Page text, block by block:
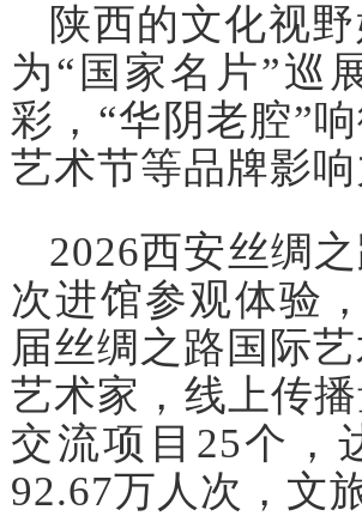
陕西的文化视
为“国家名片”巡
彩，“华阴老腔”
艺术节等品牌影
2026西安丝绸
次进馆参观体验
届丝绸之路国际
艺术家，线上传
交流项目25个，
92.67万人次，文